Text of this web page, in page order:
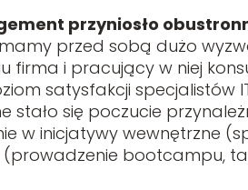
przyniosło
przed sobą dużo
firma i pracujący w niej
satysfakcji specjalistów
stało się poczucie
w inicjatywy wewnętrzne
bootcampu,